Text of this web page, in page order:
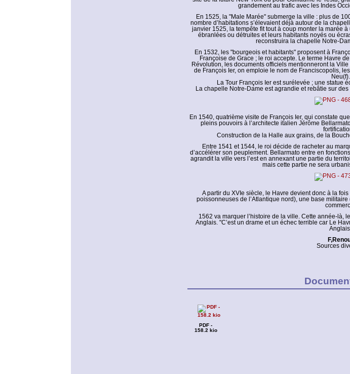
grandement au trafic avec les Indes
En 1525, la "Male Marée" submerge la ville : plus de
nombre d’habitations s’élevaient déjà autour de la
janvier 1525, la tempête fit tout à coup monter la marée
ébranlées ou détruites et leurs habitants noyés ou
reconstruira la chapelle Notre-
En 1532, les "bourgeois et habitants" proposent à
Françoise de Grace ; le roi accepte. Le terme Havre
Révolution, les documents officiels mentionneront la
de François Ier, on emploie le nom de Franciscopolis,
Neu(f).
La Tour François Ier est surélevée ; une statue
La chapelle Notre-Dame est agrandie et rebâtie sur
En 1540, quatrième visite de François Ier, qui constate
pleins pouvoirs à l’architecte italien Jérôme
Construction de la Halle aux grains, de la
Entre 1541 et 1544, le roi décide de racheter au
d’accélérer son peuplement. Bellarmato entre en
agrandit la ville vers l’est en annexant une partie du
mais cette partie ne sera
A partir du XVIe siècle, le Havre devient donc à la
poissonneuses de l’Atlantique nord), une base
1562 va marquer l’histoire de la ville. Cette année-là,
Anglais. "C’est un drame et un échec terrible car Le
Sources
PDF -
158.2 kio